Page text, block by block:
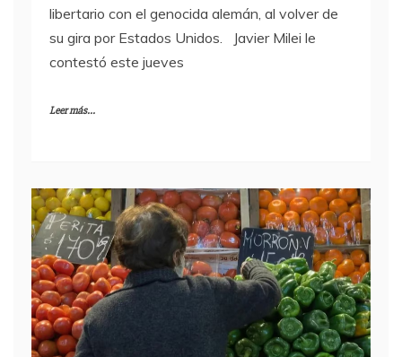
libertario con el genocida alemán, al volver de
su gira por Estados Unidos. Javier Milei le
contestó este jueves
Leer más...